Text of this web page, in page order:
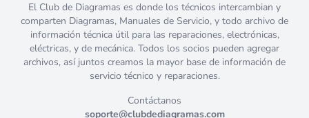
El Club de Diagramas es donde los técnicos intercambian y
comparten Diagramas, Manuales de Servicio, y todo archivo de
información técnica útil para las reparaciones, electrónicas,
eléctricas, y de mecánica. Todos los socios pueden agregar
archivos, así juntos creamos la mayor base de información de
servicio técnico y reparaciones.
Contáctanos
soporte@clubdediagramas.com